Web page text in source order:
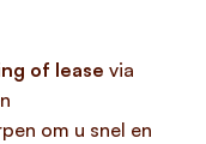
of lease via
om u snel en